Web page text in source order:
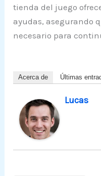
tienda del juego
ayudas, asegurando
necesario para
Acerca de Últimas
Lucas